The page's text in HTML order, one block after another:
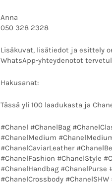
Anna
050 328 2328
Lisäkuvat, lisätiedot ja esittely
WhatsApp-yhteydenotot
Hakusanat:
Tässä yli 100 laadukasta ja
#Chanel #ChanelBag
#ChanelMedium
#ChanelCaviarLeather
#ChanelFashion #ChanelStyle
#ChanelHandbag #ChanelPurse
#ChanelCrossbody